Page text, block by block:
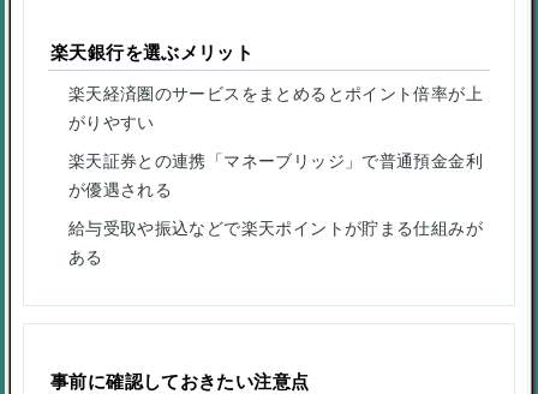
楽天銀行を選ぶメリット
楽天経済圏のサービスをまとめるとポイント倍率が上
がりやすい
楽天証券との連携「マネーブリッジ」で普通預金金利
が優遇される
給与受取や振込などで楽天ポイントが貯まる仕組みが
ある
事前に確認しておきたい注意点